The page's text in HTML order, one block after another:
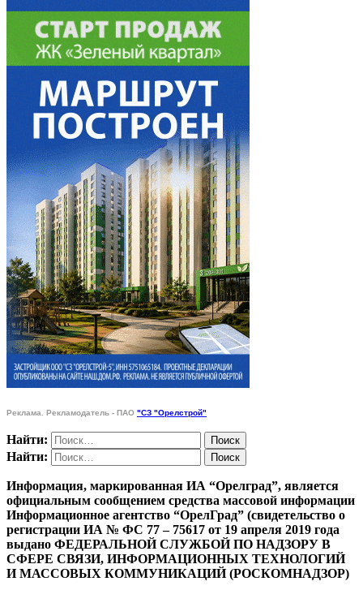
Реклама. Рекламодатель - ПАО "СЗ "Орелстрой"
Найти:
Найти:
Информация, маркированная ИА “Орелград”, является
официальным сообщением средства массовой информации
Информационное агентство “ОрелГрад” (свидетельство о
регистрации ИА № ФС 77 – 75617 от 19 апреля 2019 года
выдано ФЕДЕРАЛЬНОЙ СЛУЖБОЙ ПО НАДЗОРУ В
СФЕРЕ СВЯЗИ, ИНФОРМАЦИОННЫХ ТЕХНОЛОГИЙ
И МАССОВЫХ КОММУНИКАЦИЙ (РОСКОМНАДЗОР)